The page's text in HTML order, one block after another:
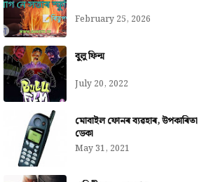
February 25, 2026
বুলু ফিল্ম
July 20, 2022
মোবাইল ফোনৰ ব্যৱহাৰ,
ডেকা
May 31, 2021